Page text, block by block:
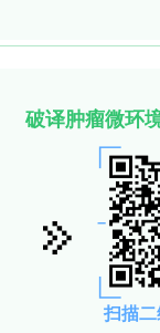
被激活故不
体及寡核苷
FFDs等完成
究结论部分）
产品（如虾